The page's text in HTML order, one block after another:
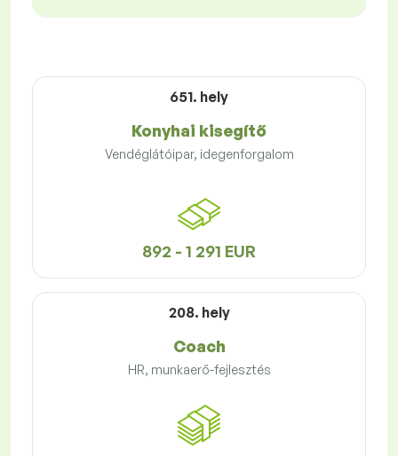
651. hely
Konyhai kisegítő
Vendéglátóipar, idegenforgalom
892 - 1 291 EUR
208. hely
Coach
HR, munkaerő-fejlesztés